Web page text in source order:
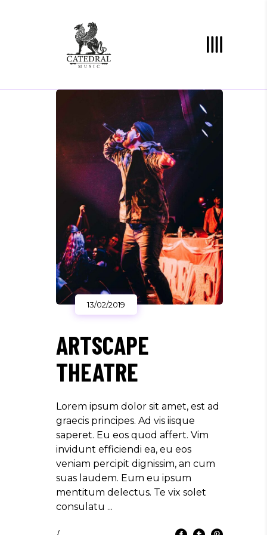
13/02/2019
ARTSCAPE
THEATRE
Lorem ipsum dolor sit amet, est ad
graecis principes. Ad vis iisque
saperet. Eu eos quod affert. Vim
invidunt efficiendi ea, eu eos
veniam percipit dignissim, an cum
suas laudem. Eum eu ipsum
mentitum delectus. Te vix solet
consulatu